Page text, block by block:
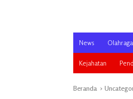
News Olahraga
Kejahatan
Beranda